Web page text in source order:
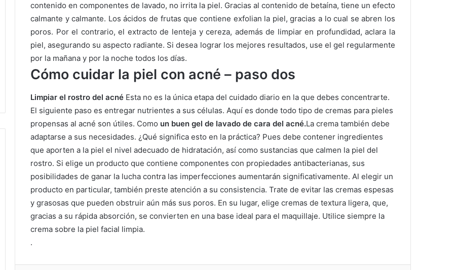
contenido en componentes de lavado, no irrita la piel. Gracias al contenido de betaína, tiene un efecto
calmante y calmante. Los ácidos de frutas que contiene exfolian la piel, gracias a lo cual se abren los
poros. Por el contrario, el extracto de lenteja y cereza, además de limpiar en profundidad, aclara la
piel, asegurando su aspecto radiante. Si desea lograr los mejores resultados, use el gel regularmente
por la mañana y por la noche todos los días.
Cómo cuidar la piel con acné – paso dos
Limpiar el rostro del acné Esta no es la única etapa del cuidado diario en la que debes concentrarte.
El siguiente paso es entregar nutrientes a sus células. Aquí es donde todo tipo de cremas para pieles
propensas al acné son útiles. Como un buen gel de lavado de cara del acné.La crema también debe
adaptarse a sus necesidades. ¿Qué significa esto en la práctica? Pues debe contener ingredientes
que aporten a la piel el nivel adecuado de hidratación, así como sustancias que calmen la piel del
rostro. Si elige un producto que contiene componentes con propiedades antibacterianas, sus
posibilidades de ganar la lucha contra las imperfecciones aumentarán significativamente. Al elegir un
producto en particular, también preste atención a su consistencia. Trate de evitar las cremas espesas
y grasosas que pueden obstruir aún más sus poros. En su lugar, elige cremas de textura ligera, que,
gracias a su rápida absorción, se convierten en una base ideal para el maquillaje. Utilice siempre la
crema sobre la piel facial limpia.
.